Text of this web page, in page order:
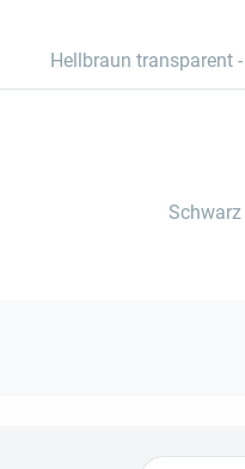
Hellbraun transparent -
Schwarz